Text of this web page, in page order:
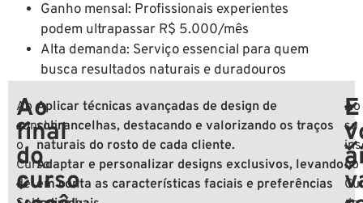
Ganho mensal: Profissionais experientes
podem ultrapassar R$ 5.000/mês
Alta demanda: Serviço essencial para quem
busca resultados naturais e duradouros
Ao
final
do
curso
Ao
concluir
o
Curso
de
Aplicar técnicas avançadas de design de
sobrancelhas, destacando e valorizando os traços
naturais do rosto de cada cliente.
Adaptar e personalizar designs exclusivos, levando
em conta as características faciais e preferências
E
Ao
se
no